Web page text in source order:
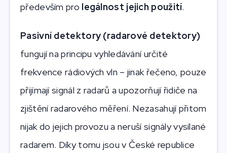
především pro legálnost jejich použití.
Pasivní detektory (radarové detektory)
fungují na principu vyhledávání určité
frekvence rádiových vln – jinak řečeno, pouze
přijímají signál z radarů a upozorňují řidiče na
zjištění radarového měření. Nezasahují přitom
nijak do jejich provozu a neruší signály vysílané
radarem. Díky tomu jsou v České republice